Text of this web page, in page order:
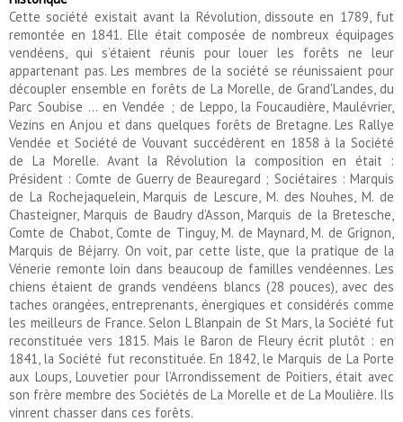
Cette société existait avant la Révolution, dissoute en 1789, fut
remontée en 1841. Elle était composée de nombreux équipages
vendéens, qui s’étaient réunis pour louer les forêts ne leur
appartenant pas. Les membres de la société se réunissaient pour
découpler ensemble en forêts de La Morelle, de Grand'Landes, du
Parc Soubise ... en Vendée ; de Leppo, la Foucaudière, Maulévrier,
Vezins en Anjou et dans quelques forêts de Bretagne. Les Rallye
Vendée et Société de Vouvant succédèrent en 1858 à la Société
de La Morelle. Avant la Révolution la composition en était :
Président : Comte de Guerry de Beauregard ; Sociétaires : Marquis
de La Rochejaquelein, Marquis de Lescure, M. des Nouhes, M. de
Chasteigner, Marquis de Baudry d’Asson, Marquis de la Bretesche,
Comte de Chabot, Comte de Tinguy, M. de Maynard, M. de Grignon,
Marquis de Béjarry. On voit, par cette liste, que la pratique de la
Vénerie remonte loin dans beaucoup de familles vendéennes. Les
chiens étaient de grands vendéens blancs (28 pouces), avec des
taches orangées, entreprenants, énergiques et considérés comme
les meilleurs de France. Selon L Blanpain de St Mars, la Société fut
reconstituée vers 1815. Mais le Baron de Fleury écrit plutôt : en
1841, la Société fut reconstituée. En 1842, le Marquis de La Porte
aux Loups, Louvetier pour l’Arrondissement de Poitiers, était avec
son frère membre des Sociétés de La Morelle et de La Moulière. Ils
vinrent chasser dans ces forêts.